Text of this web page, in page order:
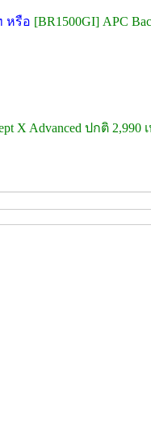
หรือ [BR1500GI] APC
X Advanced ปกติ